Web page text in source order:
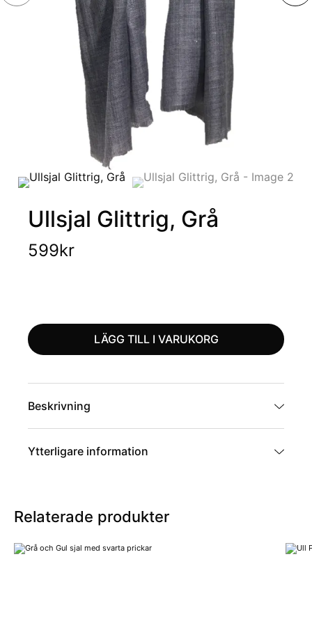
Ullsjal Glittrig, Grå
599kr
LÄGG TILL I VARUKORG
Beskrivning
Ytterligare information
Relaterade produkter